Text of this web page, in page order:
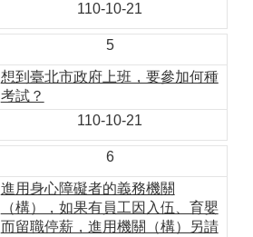
110-10-21
5
想到臺北市政府上班，要參加何種
考試？
110-10-21
6
進用身心障礙者的義務機關
（構），如果有員工因入伍、育嬰
而留職停薪，進用機關（構）另請